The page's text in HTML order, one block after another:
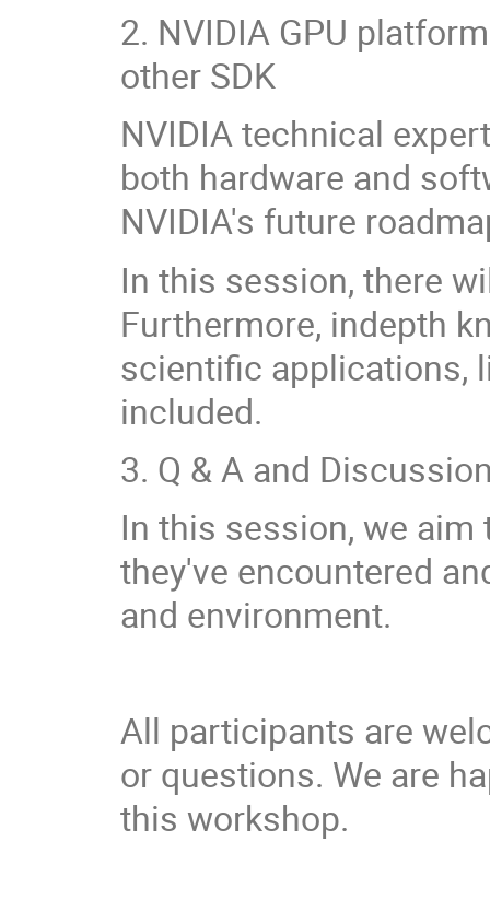
2. NVIDIA GPU
other SDK
NVIDIA technical
both hardware and
NVIDIA's future
In this session, there
Furthermore, indepth
scientific applications,
included.
3. Q & A and
In this session, we
they've encountered
and environment.
All participants are
or questions. We are
this workshop.